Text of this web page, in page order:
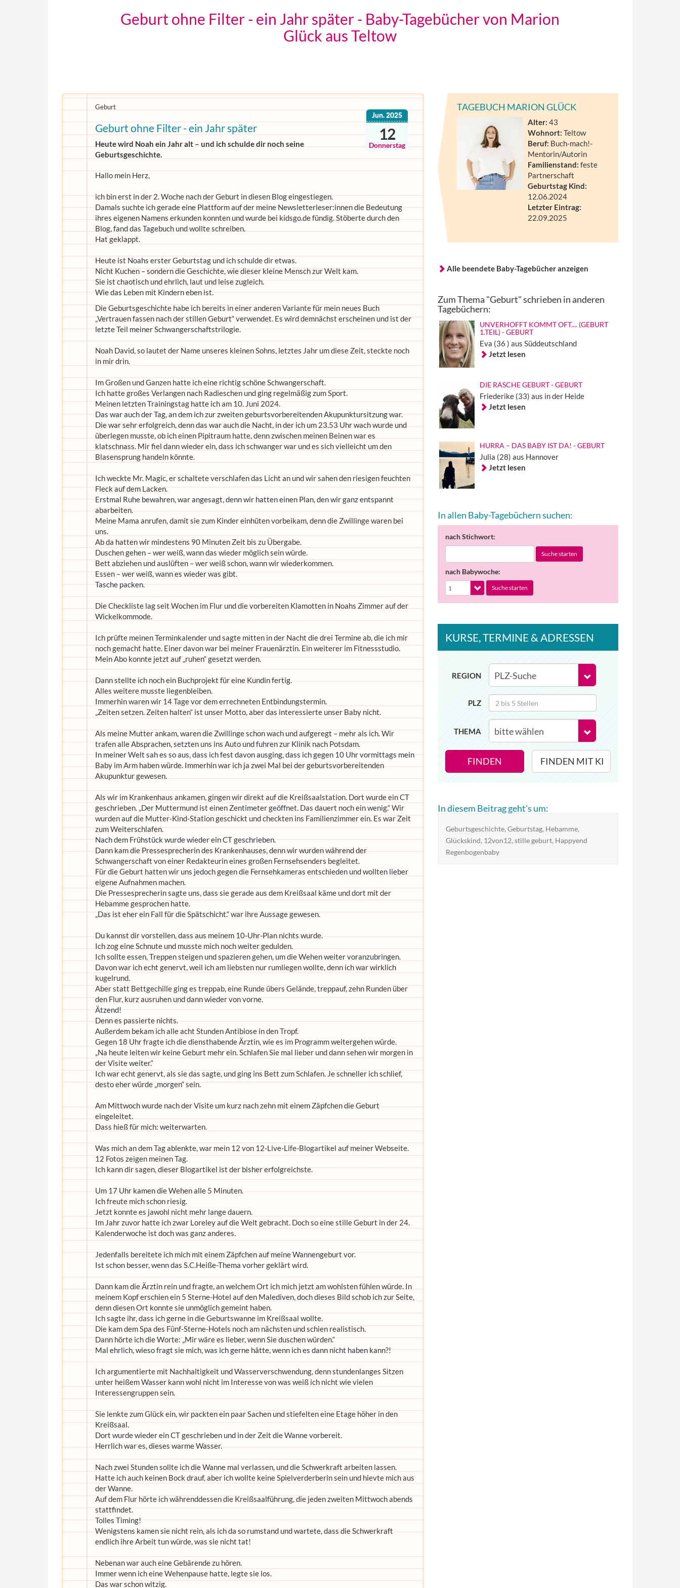
Geburt ohne Filter - ein Jahr später - Baby-Tagebücher von Marion
Glück aus Teltow
Donnerstag
Jun. 2025
12
Geburt
Geburt ohne Filter - ein Jahr später
Heute wird Noah ein Jahr alt – und ich schulde dir noch seine
Geburtsgeschichte.
Hallo mein Herz,
ich bin erst in der 2. Woche nach der Geburt in diesen Blog eingestiegen.
Damals suchte ich gerade eine Plattform auf der meine Newsletterleser:innen die Bedeutung
ihres eigenen Namens erkunden konnten und wurde bei kidsgo.de fündig. Stöberte durch den
Blog, fand das Tagebuch und wollte schreiben.
Hat geklappt.
Heute ist Noahs erster Geburtstag und ich schulde dir etwas.
Nicht Kuchen – sondern die Geschichte, wie dieser kleine Mensch zur Welt kam.
Sie ist chaotisch und ehrlich, laut und leise zugleich.
Wie das Leben mit Kindern eben ist.
Die Geburtsgeschichte habe ich bereits in einer anderen Variante für mein neues Buch
„Vertrauen fassen nach der stillen Geburt“ verwendet. Es wird demnächst erscheinen und ist der
letzte Teil meiner Schwangerschaftstrilogie.
Noah David, so lautet der Name unseres kleinen Sohns, letztes Jahr um diese Zeit, steckte noch
in mir drin.
Im Großen und Ganzen hatte ich eine richtig schöne Schwangerschaft.
Ich hatte großes Verlangen nach Radieschen und ging regelmäßig zum Sport.
Meinen letzten Trainingstag hatte ich am 10. Juni 2024.
Das war auch der Tag, an dem ich zur zweiten geburtsvorbereitenden Akupunktursitzung war.
Die war sehr erfolgreich, denn das war auch die Nacht, in der ich um 23.53 Uhr wach wurde und
überlegen musste, ob ich einen Pipitraum hatte, denn zwischen meinen Beinen war es
klatschnass. Mir fiel dann wieder ein, dass ich schwanger war und es sich vielleicht um den
Blasensprung handeln könnte.
Ich weckte Mr. Magic, er schaltete verschlafen das Licht an und wir sahen den riesigen feuchten
Fleck auf dem Lacken.
Erstmal Ruhe bewahren, war angesagt, denn wir hatten einen Plan, den wir ganz entspannt
abarbeiten.
Meine Mama anrufen, damit sie zum Kinder einhüten vorbeikam, denn die Zwillinge waren bei
uns.
Ab da hatten wir mindestens 90 Minuten Zeit bis zu Übergabe.
Duschen gehen – wer weiß, wann das wieder möglich sein würde.
Bett abziehen und auslüften – wer weiß schon, wann wir wiederkommen.
Essen – wer weiß, wann es wieder was gibt.
Tasche packen.
Die Checkliste lag seit Wochen im Flur und die vorbereiten Klamotten in Noahs Zimmer auf der
Wickelkommode.
Ich prüfte meinen Terminkalender und sagte mitten in der Nacht die drei Termine ab, die ich mir
noch gemacht hatte. Einer davon war bei meiner Frauenärztin. Ein weiterer im Fitnessstudio.
Mein Abo konnte jetzt auf „ruhen“ gesetzt werden.
Dann stellte ich noch ein Buchprojekt für eine Kundin fertig.
Alles weitere musste liegenbleiben.
Immerhin waren wir 14 Tage vor dem errechneten Entbindungstermin.
„Zeiten setzen. Zeiten halten“ ist unser Motto, aber das interessierte unser Baby nicht.
Als meine Mutter ankam, waren die Zwillinge schon wach und aufgeregt – mehr als ich. Wir
trafen alle Absprachen, setzten uns ins Auto und fuhren zur Klinik nach Potsdam.
In meiner Welt sah es so aus, dass ich fest davon ausging, dass ich gegen 10 Uhr vormittags mein
Baby im Arm haben würde. Immerhin war ich ja zwei Mal bei der geburtsvorbereitenden
Akupunktur gewesen.
Als wir im Krankenhaus ankamen, gingen wir direkt auf die Kreißsaalstation. Dort wurde ein CT
geschrieben. „Der Muttermund ist einen Zentimeter geöffnet. Das dauert noch ein wenig.“ Wir
wurden auf die Mutter-Kind-Station geschickt und checkten ins Familienzimmer ein. Es war Zeit
zum Weiterschlafen.
Nach dem Frühstück wurde wieder ein CT geschrieben.
Dann kam die Pressesprecherin des Krankenhauses, denn wir wurden während der
Schwangerschaft von einer Redakteurin eines großen Fernsehsenders begleitet.
Für die Geburt hatten wir uns jedoch gegen die Fernsehkameras entschieden und wollten lieber
eigene Aufnahmen machen.
Die Pressesprecherin sagte uns, dass sie gerade aus dem Kreißsaal käme und dort mit der
Hebamme gesprochen hatte.
„Das ist eher ein Fall für die Spätschicht.“ war ihre Aussage gewesen.
Du kannst dir vorstellen, dass aus meinem 10-Uhr-Plan nichts wurde.
Ich zog eine Schnute und musste mich noch weiter gedulden.
Ich sollte essen, Treppen steigen und spazieren gehen, um die Wehen weiter voranzubringen.
Davon war ich echt genervt, weil ich am liebsten nur rumliegen wollte, denn ich war wirklich
kugelrund.
Aber statt Bettgechille ging es treppab, eine Runde übers Gelände, treppauf, zehn Runden über
den Flur, kurz ausruhen und dann wieder von vorne.
Ätzend!
Denn es passierte nichts.
Außerdem bekam ich alle acht Stunden Antibiose in den Tropf.
Gegen 18 Uhr fragte ich die diensthabende Ärztin, wie es im Programm weitergehen würde.
„Na heute leiten wir keine Geburt mehr ein. Schlafen Sie mal lieber und dann sehen wir morgen in
der Visite weiter.“
Ich war echt genervt, als sie das sagte, und ging ins Bett zum Schlafen. Je schneller ich schlief,
desto eher würde „morgen“ sein.
Am Mittwoch wurde nach der Visite um kurz nach zehn mit einem Zäpfchen die Geburt
eingeleitet.
Dass hieß für mich: weiterwarten.
Was mich an dem Tag ablenkte, war mein 12 von 12-Live-Life-Blogartikel auf meiner Webseite.
12 Fotos zeigen meinen Tag.
Ich kann dir sagen, dieser Blogartikel ist der bisher erfolgreichste.
Um 17 Uhr kamen die Wehen alle 5 Minuten.
Ich freute mich schon riesig.
Jetzt konnte es jawohl nicht mehr lange dauern.
Im Jahr zuvor hatte ich zwar Loreley auf die Welt gebracht. Doch so eine stille Geburt in der 24.
Kalenderwoche ist doch was ganz anderes.
Jedenfalls bereitete ich mich mit einem Zäpfchen auf meine Wannengeburt vor.
Ist schon besser, wenn das S.C.Heiße-Thema vorher geklärt wird.
Dann kam die Ärztin rein und fragte, an welchem Ort ich mich jetzt am wohlsten fühlen würde. In
meinem Kopf erschien ein 5 Sterne-Hotel auf den Malediven, doch dieses Bild schob ich zur Seite,
denn diesen Ort konnte sie unmöglich gemeint haben.
Ich sagte ihr, dass ich gerne in die Geburtswanne im Kreißsaal wollte.
Die kam dem Spa des Fünf-Sterne-Hotels noch am nächsten und schien realistisch.
Dann hörte ich die Worte: „Mir wäre es lieber, wenn Sie duschen würden.“
Mal ehrlich, wieso fragt sie mich, was ich gerne hätte, wenn ich es dann nicht haben kann?!
Ich argumentierte mit Nachhaltigkeit und Wasserverschwendung, denn stundenlanges Sitzen
unter heißem Wasser kann wohl nicht im Interesse von was weiß ich nicht wie vielen
Interessengruppen sein.
Sie lenkte zum Glück ein, wir packten ein paar Sachen und stiefelten eine Etage höher in den
Kreißsaal.
Dort wurde wieder ein CT geschrieben und in der Zeit die Wanne vorbereit.
Herrlich war es, dieses warme Wasser.
Nach zwei Stunden sollte ich die Wanne mal verlassen, und die Schwerkraft arbeiten lassen.
Hatte ich auch keinen Bock drauf, aber ich wollte keine Spielverderberin sein und hievte mich aus
der Wanne.
Auf dem Flur hörte ich währenddessen die Kreißsaalführung, die jeden zweiten Mittwoch abends
stattfindet.
Tolles Timing!
Wenigstens kamen sie nicht rein, als ich da so rumstand und wartete, dass die Schwerkraft
endlich ihre Arbeit tun würde, was sie nicht tat!
Nebenan war auch eine Gebärende zu hören.
Immer wenn ich eine Wehenpause hatte, legte sie los.
Das war schon witzig.
TAGEBUCH MARION GLÜCK
Alter: 43
Wohnort: Teltow
Beruf: Buch-mach!-
Mentorin/Autorin
Familienstand: feste
Partnerschaft
Geburtstag Kind:
12.06.2024
Letzter Eintrag:
22.09.2025
Alle beendete Baby-Tagebücher anzeigen
Zum Thema "Geburt" schrieben in anderen
Tagebüchern:
UNVERHOFFT KOMMT OFT.... (GEBURT
1.TEIL) - GEBURT
Eva (36 ) aus Süddeutschland
Jetzt lesen
DIE RASCHE GEBURT - GEBURT
Friederike (33) aus in der Heide
Jetzt lesen
HURRA – DAS BABY IST DA! - GEBURT
Julia (28) aus Hannover
Jetzt lesen
In allen Baby-Tagebüchern suchen:
nach Stichwort:
Suche starten
nach Babywoche:
Suche starten
KURSE, TERMINE & ADRESSEN
REGION
PLZ
THEMA
FINDEN FINDEN MIT KI
In diesem Beitrag geht's um:
Geburtsgeschichte, Geburtstag, Hebamme,
Glückskind, 12von12, stille geburt, Happyend
Regenbogenbaby